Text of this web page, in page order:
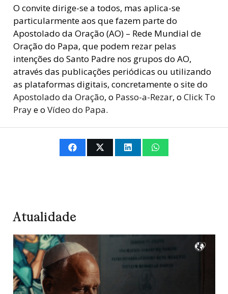
O convite dirige-se a todos, mas aplica-se
particularmente aos que fazem parte do
Apostolado da Oração (AO) – Rede Mundial de
Oração do Papa, que podem rezar pelas
intenções do Santo Padre nos grupos do AO,
através das publicações periódicas ou utilizando
as plataformas digitais, concretamente o site do
Apostolado da Oração, o Passo-a-Rezar, o Click To
Praye o Vídeo do Papa.
Atualidade